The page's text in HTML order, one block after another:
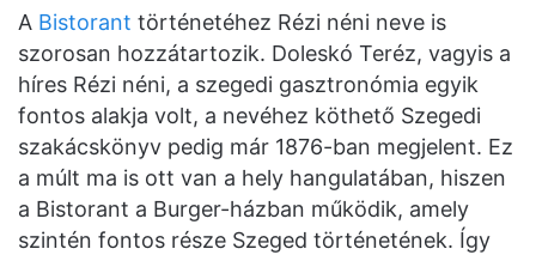
A Bistorant történetéhez Rézi néni neve is
szorosan hozzátartozik. Doleskó Teréz, vagyis a
híres Rézi néni, a szegedi gasztronómia egyik
fontos alakja volt, a nevéhez köthető Szegedi
szakácskönyv pedig már 1876-ban megjelent. Ez
a múlt ma is ott van a hely hangulatában, hiszen
a Bistorant a Burger-házban működik, amely
szintén fontos része Szeged történetének. Így